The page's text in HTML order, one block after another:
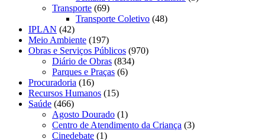
Transporte (69)
Transporte Coletivo (48)
IPLAN (42)
Meio Ambiente (197)
Obras e Serviços Públicos (970)
Diário de Obras (834)
Parques e Praças (6)
Procuradoria (16)
Recursos Humanos (15)
Saúde (466)
Agosto Dourado (1)
Centro de Atendimento da Criança (3)
Cinedebate (1)